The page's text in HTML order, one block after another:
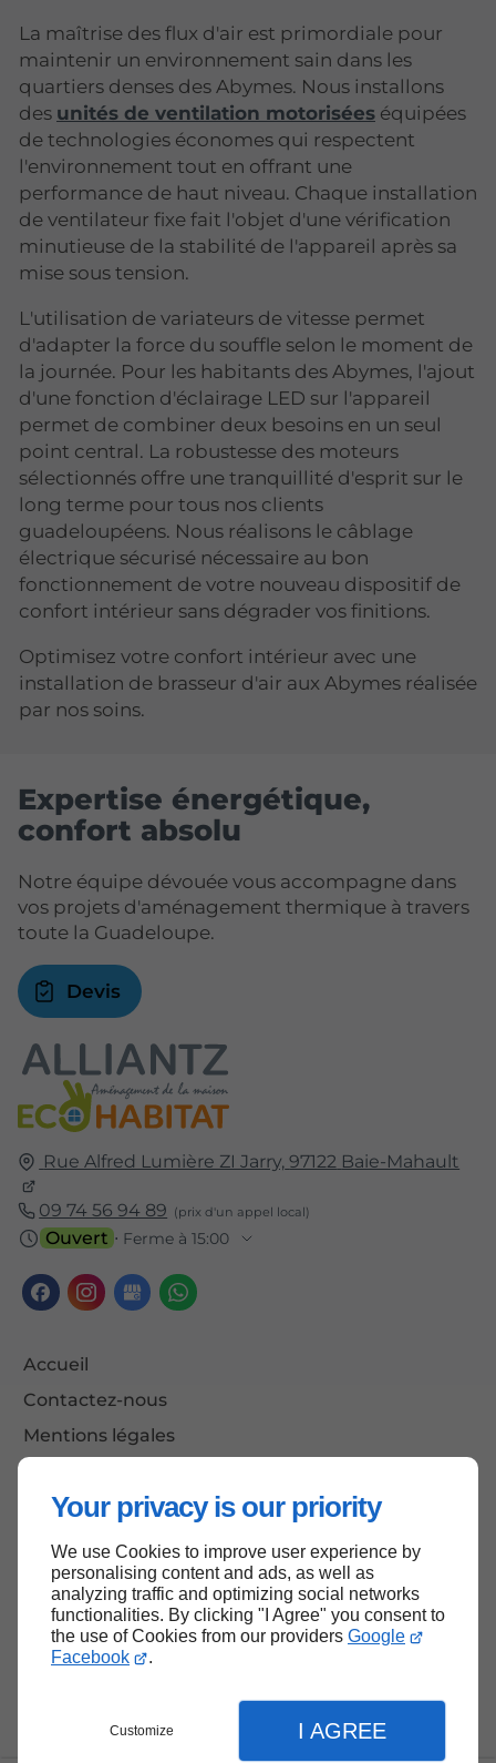
Your privacy is our priority
We use Cookies to improve user experience by
personalising content and ads, as well as
analyzing traffic and optimizing social networks
functionalities. By clicking "I Agree" you consent to
the use of Cookies from our providers Google
Facebook
.
Customize I AGREE
La maîtrise des flux d'air est primordiale pour
maintenir un environnement sain dans les
quartiers denses des Abymes. Nous installons
des unités de ventilation motorisées équipées
de technologies économes qui respectent
l'environnement tout en offrant une
performance de haut niveau. Chaque installation
de ventilateur fixe fait l'objet d'une vérification
minutieuse de la stabilité de l'appareil après sa
mise sous tension.
L'utilisation de variateurs de vitesse permet
d'adapter la force du souffle selon le moment de
la journée. Pour les habitants des Abymes, l'ajout
d'une fonction d'éclairage LED sur l'appareil
permet de combiner deux besoins en un seul
point central. La robustesse des moteurs
sélectionnés offre une tranquillité d'esprit sur le
long terme pour tous nos clients
guadeloupéens. Nous réalisons le câblage
électrique sécurisé nécessaire au bon
fonctionnement de votre nouveau dispositif de
confort intérieur sans dégrader vos finitions.
Optimisez votre confort intérieur avec une
installation de brasseur d'air aux Abymes réalisée
par nos soins.
Rue Alfred Lumière ZI Jarry, 97122 Baie-Mahault
09 74 56 94 89
Ouvert ⋅ Ferme à 15:00
Accueil
Contactez-nous
Mentions légales
Expertise énergétique,
confort absolu
Notre équipe dévouée vous accompagne dans
vos projets d'aménagement thermique à travers
toute la Guadeloupe.
Devis
Haut de page